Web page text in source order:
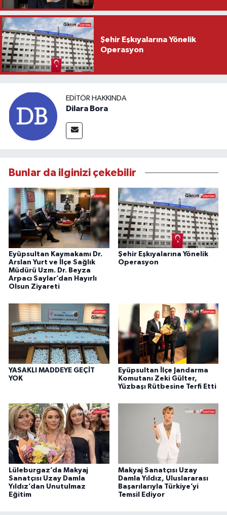
Şehir Eşkıyalarına Yönelik
Operasyon
EDITÖR HAKKINDA
Dilara Bora
Bunlar da ilginizi çekebilir
Eyüpsultan Kaymakamı Dr.
Arslan Yurt ve İlçe Sağlık
Müdürü Uzm. Dr. Beyza
Arpacı Saylar’dan Hayırlı
Olsun Ziyareti
Şehir Eşkıyalarına Yönelik
Operasyon
YASAKLI MADDEYE GEÇİT
YOK
Eyüpsultan İlçe Jandarma
Komutanı Zeki Gülter,
Yüzbaşı Rütbesine Terfi Etti
Lüleburgaz’da Makyaj
Sanatçısı Uzay Damla
Yıldız’dan Unutulmaz
Eğitim
Makyaj Sanatçısı Uzay
Damla Yıldız, Uluslararası
Başarılarıyla Türkiye’yi
Temsil Ediyor